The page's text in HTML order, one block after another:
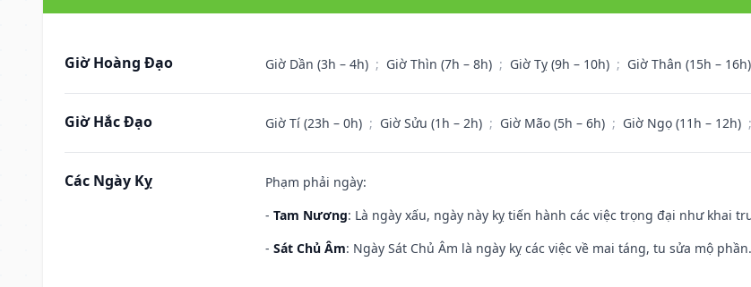
Giờ Hoàng Đạo Giờ Dần (3h – 4h) ; Giờ Thìn (7h – 8h) ; Giờ Tỵ (9h – 10h) ; Giờ Thân (15h – 16h)
Giờ Hắc Đạo Giờ Tí (23h – 0h) ; Giờ Sửu (1h – 2h) ; Giờ Mão (5h – 6h) ; Giờ Ngọ (11h – 12h) ;
Các Ngày Kỵ
Phạm phải ngày:
- Tam Nương: Là ngày xấu, ngày này kỵ tiến hành các việc trọng đại như khai
- Sát Chủ Âm: Ngày Sát Chủ Âm là ngày kỵ các việc về mai táng, tu sửa mộ phần.